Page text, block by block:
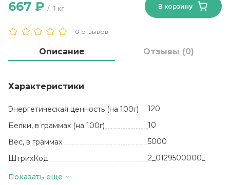
0 отзывов
1 кг
667 ₽ В корзину
Описание Отзывы (0)
Характеристики
Энергетическая ценность (на 100г)
120
Белки, в граммах (на 100г)
10
Вес, в граммах
5000
ШтрихКод
2_0129500000_
Базовая единица
Показать еще